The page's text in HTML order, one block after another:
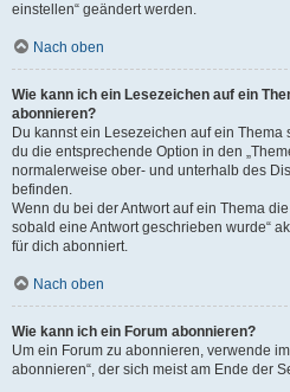
einstellen“ geändert werden.
Nach oben
Wie kann ich ein Lesezeichen auf ein
abonnieren?
Du kannst ein Lesezeichen auf ein
du die entsprechende Option in den
normalerweise ober- und unterhalb des
befinden.
Wenn du bei der Antwort auf ein Thema
sobald eine Antwort geschrieben wurde“
für dich abonniert.
Nach oben
Wie kann ich ein Forum abonnieren?
Um ein Forum zu abonnieren, verwende
abonnieren“, der sich meist am Ende der